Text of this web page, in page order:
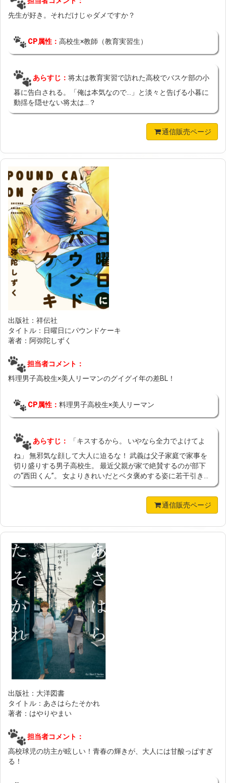
先生が好き。それだけじゃダメですか？
CP属性： 高校生×教師（教育実習生）
あらすじ： 将太は教育実習で訪れた高校でバスケ部の小
暮に告白される。「俺は本気なので…」と淡々と告げる小暮に
動揺を隠せない将太は…？
通信販売ページ
出版社：祥伝社
タイトル：日曜日にパウンドケーキ
著者：阿弥陀しずく
担当者コメント：
料理男子高校生×美人リーマンのグイグイ年の差BL！
CP属性： 料理男子高校生×美人リーマン
あらすじ：
「キスするから。 いやなら全力でよけてよ
ね」 無邪気な顔して大人に迫るな！ 武義は父子家庭で家事を
切り盛りする男子高校生。 最近父親が家で絶賛するのが部下
の“西田くん”。 女よりきれいだとベタ褒めする姿に若干引き...
通信販売ページ
出版社：大洋図書
タイトル：あさはらたそかれ
著者：はやりやまい
担当者コメント：
高校球児の坊主が眩しい！青春の輝きが、大人には甘酸っぱすぎ
る！